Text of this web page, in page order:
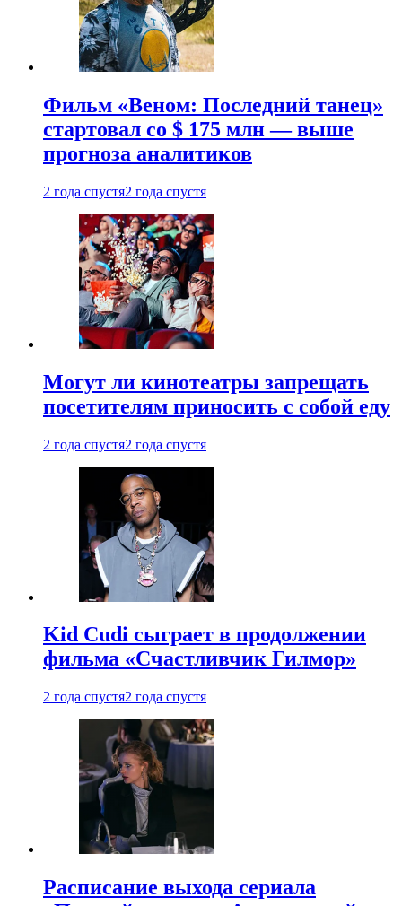
Фильм «Веном: Последний танец»
стартовал со $ 175 млн — выше
прогноза аналитиков
2 года спустя2 года спустя
Могут ли кинотеатры запрещать
посетителям приносить с собой еду
2 года спустя2 года спустя
Kid Cudi сыграет в продолжении
фильма «Счастливчик Гилмор»
2 года спустя2 года спустя
Расписание выхода сериала